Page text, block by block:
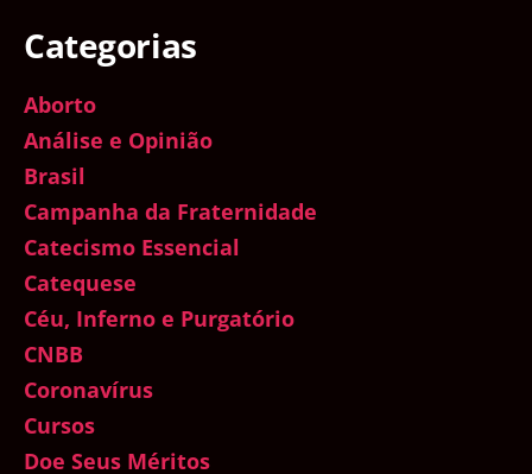
Categorias
Aborto
Análise e Opinião
Brasil
Campanha da Fraternidade
Catecismo Essencial
Catequese
Céu, Inferno e Purgatório
CNBB
Coronavírus
Cursos
Doe Seus Méritos